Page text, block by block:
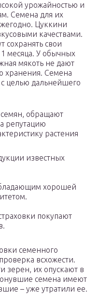
урожайностью и
Семена для их
Цуккини
качествами.
сохранять свои
месяца. У обычных
мякоть не дают
хранения. Семена
с целью дальнейшего
обращают
репутацию
растения
известных
хорошей
покупают
семенного
всхожести.
зерен, их опускают в
семена имеют
– уже утратили ее.